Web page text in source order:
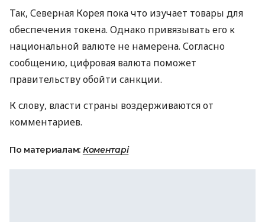
Так, Северная Корея пока что изучает товары для
обеспечения токена. Однако привязывать его к
национальной валюте не намерена. Согласно
сообщению, цифровая валюта поможет
правительству обойти санкции.
К слову, власти страны воздерживаются от
комментариев.
По материалам: Коментарі